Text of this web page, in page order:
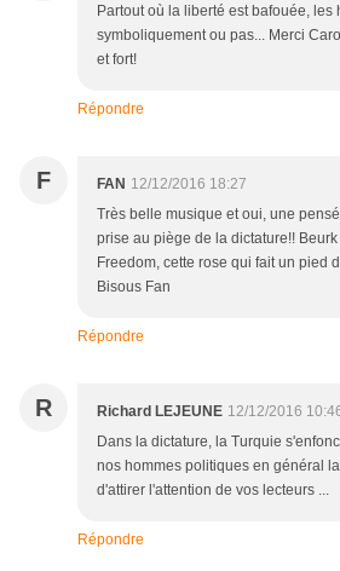
Partout où la liberté est bafouée, les
symboliquement ou pas... Merci
et fort!
Répondre
F FAN 12/12/2016 18:27
Très belle musique et oui, une
prise au piège de la dictature!!
Freedom, cette rose qui fait un pied
Bisous Fan
Répondre
R Richard LEJEUNE 12/12/2016
Dans la dictature, la Turquie
nos hommes politiques en général
d'attirer l'attention de vos lecteurs ...
Répondre